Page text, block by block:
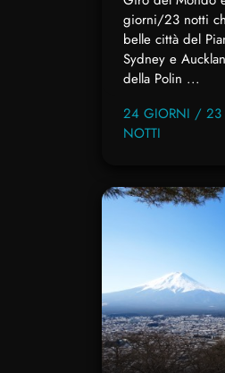
giorni/23 notti
belle città del
Sydney e
della Polin ...
24 GIORNI / 23
NOTTI